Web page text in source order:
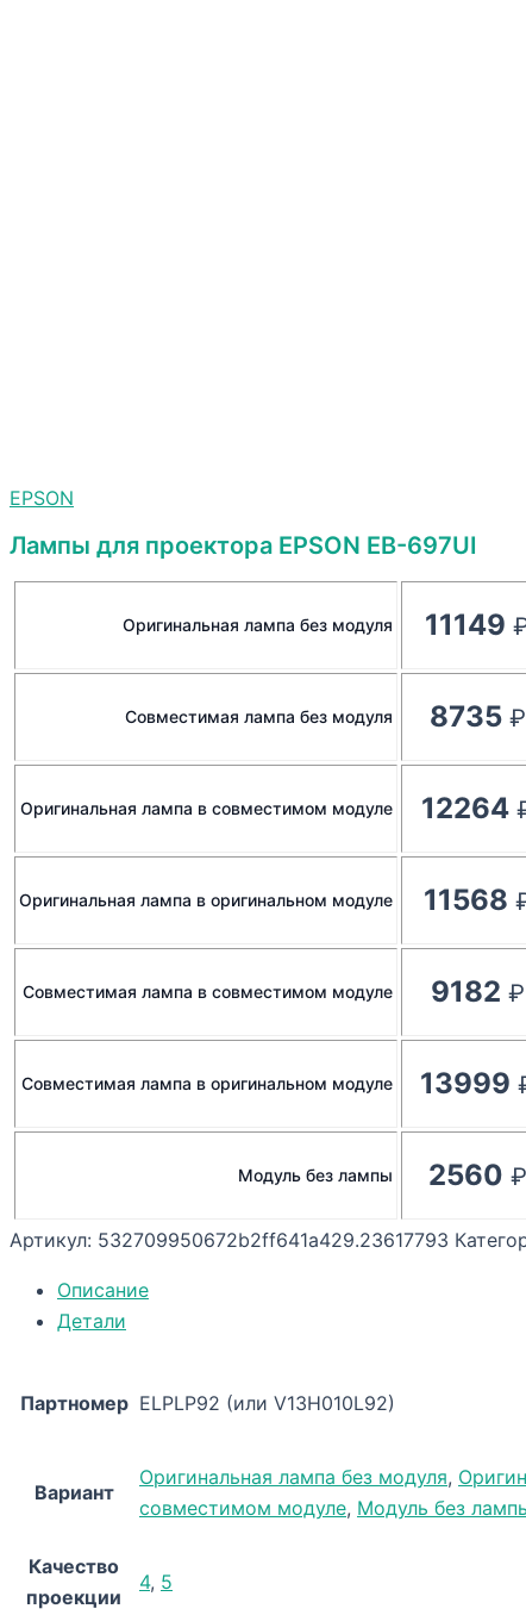
EPSON
Лампы для проектора EPSON EB-697UI
Оригинальная лампа без модуля 11149
Совместимая лампа без модуля 8735₽
Оригинальная лампа в совместимом модуле 12264
Оригинальная лампа в оригинальном модуле 11568
Совместимая лампа в совместимом модуле 9182 ₽
Совместимая лампа в оригинальном модуле 13999
Модуль без лампы 2560 ₽
Артикул: 532709950672b2ff641a429.23617793
Описание
Детали
Партномер ELPLP92 (или V13H010L92)
Вариант
Оригинальная лампа без модуля,
совместимом модуле, Модуль без
Качество
проекции
4, 5